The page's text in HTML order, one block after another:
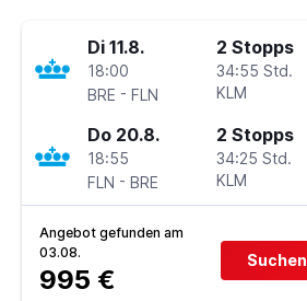
Di 11.8.
18:00
BRE - FLN
2 Stopps
34:55 Std.
KLM
Do 20.8.
18:55
FLN - BRE
2 Stopps
34:25 Std.
KLM
Angebot gefunden am
03.08.
995 €
Suchen